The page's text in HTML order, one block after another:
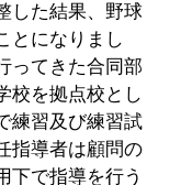
した結果、野球
とになりまし
ってきた合同部
校を拠点校とし
練習及び練習試
指導者は顧問の
下で指導を行う